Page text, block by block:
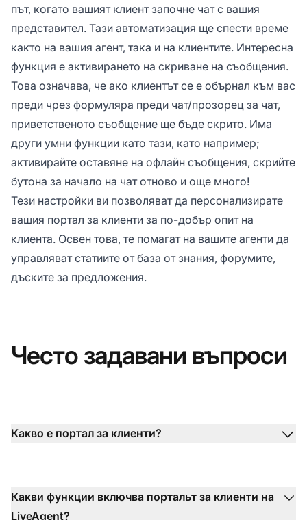
път, когато вашият клиент започне чат с вашия
представител. Тази автоматизация ще спести време
както на вашия агент, така и на клиентите. Интересна
функция е активирането на скриване на съобщения.
Това означава, че ако клиентът се е обърнал към вас
преди чрез формуляра преди чат/прозорец за чат,
приветственото съобщение ще бъде скрито. Има
други умни функции като тази, като например;
активирайте оставяне на офлайн съобщения, скрийте
бутона за начало на чат отново и още много!
Тези настройки ви позволяват да персонализирате
вашия портал за клиенти за по-добър опит на
клиента. Освен това, те помагат на вашите агенти да
управляват статиите от база от знания, форумите,
дъските за предложения.
Често задавани въпроси
Какво е портал за клиенти?
Какви функции включва портальт за клиенти на
LiveAgent?